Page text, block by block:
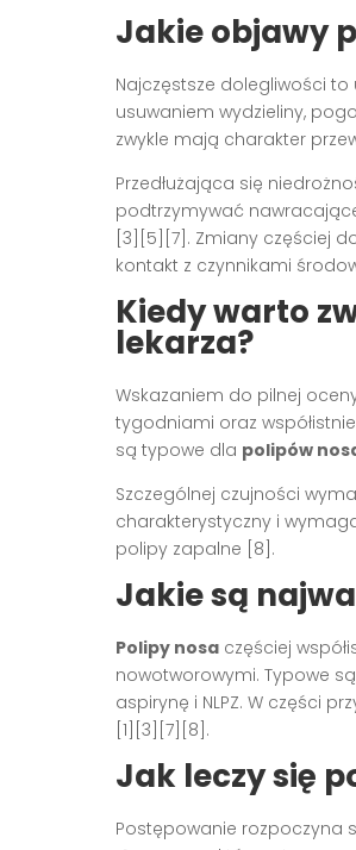
Jakie objawy
Najczęstsze dolegliwości
usuwaniem wydzieliny,
zwykle mają charakter
Przedłużająca się
podtrzymywać
[3][5][7]. Zmiany częściej
kontakt z czynnikami
Kiedy warto
lekarza?
Wskazaniem do pilnej
tygodniami oraz
są typowe dla polipów
Szczególnej czujności
charakterystyczny i
polipy zapalne [8].
Jakie są
Polipy nosa częściej
nowotworowymi. Typowe
aspirynę i NLPZ. W części
[1][3][7][8].
Jak leczy się
Postępowanie rozpoczyna